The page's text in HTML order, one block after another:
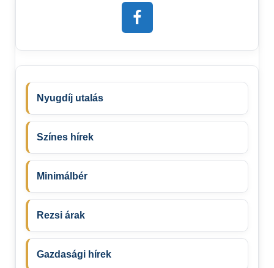
Nyugdíj utalás
Színes hírek
Minimálbér
Rezsi árak
Gazdasági hírek